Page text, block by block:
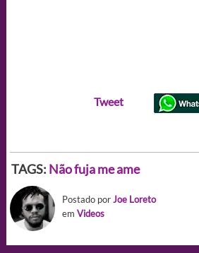
Tweet
TAGS: Não fuja me ame
Postado porJoe Loreto
em Videos